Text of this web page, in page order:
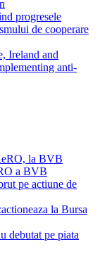
progresele
de cooperare
Ireland and
anti-
la BVB
a BVB
pe actiune de
la Bursa
debutat pe piata